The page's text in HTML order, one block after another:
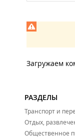
Загружаем
РАЗДЕЛЫ
Транспорт и
Отдых,
Общественное